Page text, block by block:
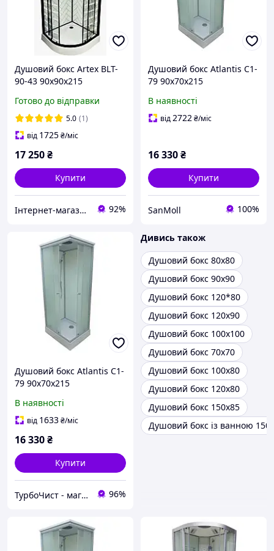
Душовий бокс Artex BLT-
90-43 90х90х215
Готово до відправки
5.0 (1)
від 1725₴/міс
17 250₴
Купити
Інтернет-магазин дверей, сантехніки та меблів «Хутко» 92%
Душовий бокс Atlantis C1-
79 90х70х215
В наявності
від2722₴/міс
16 330₴
Купити
SanMoll 100%
Душовий бокс Atlantis C1-
79 90х70х215
В наявності
від 1633₴/міс
16 330₴
Купити
ТурбоЧист - магазин сантехніки 96%
Дивись також
Душовий бокс 80х80
Душовий бокс 90х90
Душовий бокс 120*80
Душовий бокс 120х90
Душовий бокс 100х100
Душовий бокс 70х70
Душовий бокс 100х80
Душовий бокс 120х80
Душовий бокс 150х85
Душовий бокс із ванною